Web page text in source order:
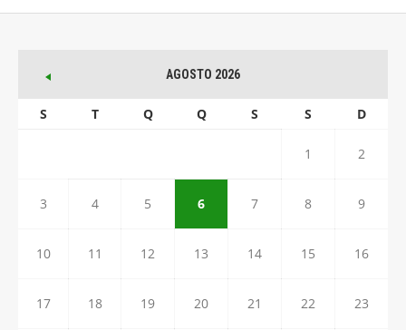
AGOSTO 2026
S T Q Q S S D
1 2
3 4 5 6 7 8 9
10 11 12 13 14 15 16
17 18 19 20 21 22 23